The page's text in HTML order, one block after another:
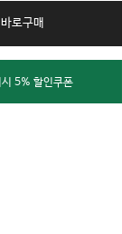
바로구매